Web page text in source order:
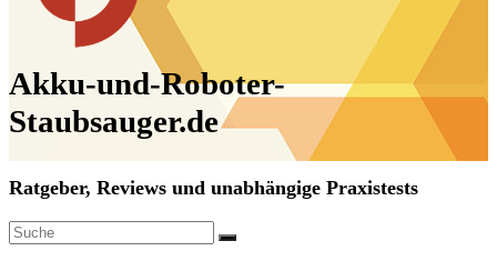
Akku-und-Roboter-
Staubsauger.de
Ratgeber, Reviews und unabhängige Praxistests